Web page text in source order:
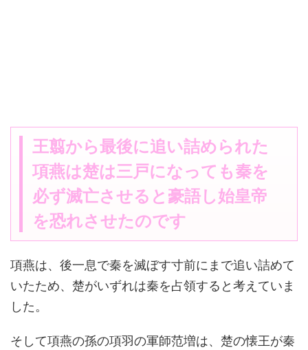
王翦から最後に追い詰められた
項燕は楚は三戸になっても秦を
必ず滅亡させると豪語し始皇帝
を恐れさせたのです
項燕は、後一息で秦を滅ぼす寸前にまで追い詰めて
いたため、楚がいずれは秦を占領すると考えていま
した。
そして項燕の孫の項羽の軍師范増は、楚の懐王が秦